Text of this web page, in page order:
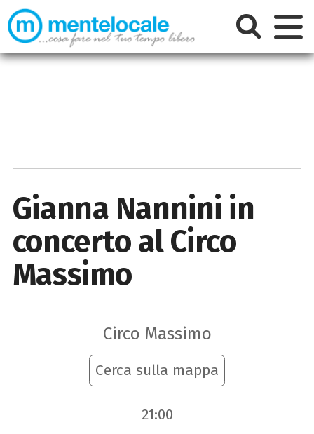
Gianna Nannini in
concerto al Circo
Massimo
Circo Massimo
Cerca sulla mappa
21:00